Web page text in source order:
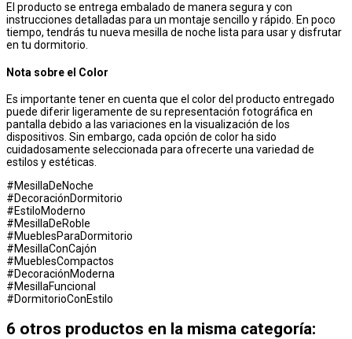
El producto se entrega embalado de manera segura y con
instrucciones detalladas para un montaje sencillo y rápido. En poco
tiempo, tendrás tu nueva mesilla de noche lista para usar y disfrutar
en tu dormitorio.
Nota sobre el Color
Es importante tener en cuenta que el color del producto entregado
puede diferir ligeramente de su representación fotográfica en
pantalla debido a las variaciones en la visualización de los
dispositivos. Sin embargo, cada opción de color ha sido
cuidadosamente seleccionada para ofrecerte una variedad de
estilos y estéticas.
#MesillaDeNoche
#DecoraciónDormitorio
#EstiloModerno
#MesillaDeRoble
#MueblesParaDormitorio
#MesillaConCajón
#MueblesCompactos
#DecoraciónModerna
#MesillaFuncional
#DormitorioConEstilo
6 otros productos en la misma categoría: